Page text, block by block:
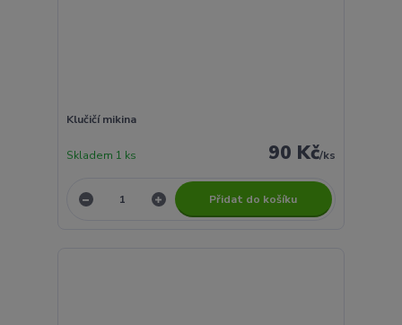
Klučičí mikina
90 Kč/ks
Skladem 1 ks
Přidat do košíku